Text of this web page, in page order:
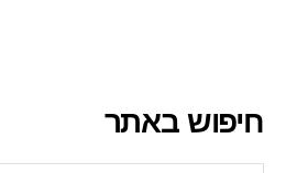
חיפוש באתר